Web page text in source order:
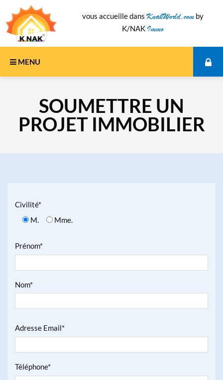
vous accueille dans KnakWorld.comby
K/NAKImmo
MENU
S'inscrire
SOUMETTRE UN
PROJET IMMOBILIER
Civilité*
M.
Mme.
Prénom*
Nom*
Adresse Email*
Téléphone*